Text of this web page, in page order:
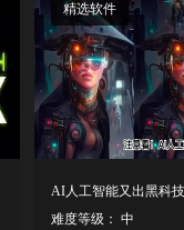
精选软件
难度等级： 中